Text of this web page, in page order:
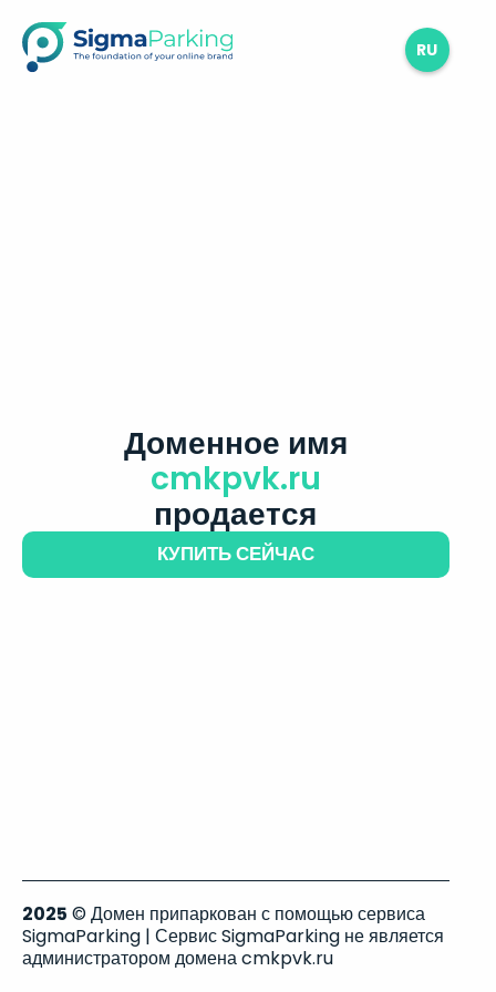
RU
Доменное имя
cmkpvk.ru
продается
КУПИТЬ СЕЙЧАС
2025 © Домен припаркован с помощью сервиса
SigmaParking | Сервис SigmaParking не является
администратором домена cmkpvk.ru